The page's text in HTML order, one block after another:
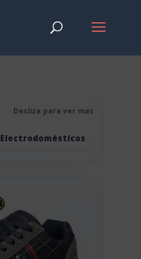
Desliza para ver mas
Electrodomésticos